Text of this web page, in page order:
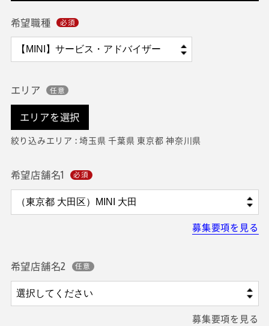
希望職種
エリア
エリアを選択
絞り込みエリア : 埼玉県 千葉県 東京都 神奈川県
希望店舗名1
募集要項を見る
希望店舗名2
募集要項を見る